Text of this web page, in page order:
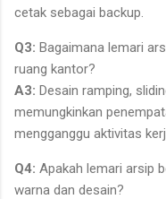
cetak sebagai backup.
Q3: Bagaimana lemari
ruang kantor?
A3: Desain ramping,
memungkinkan
mengganggu aktivitas
Q4: Apakah lemari arsip
warna dan desain?